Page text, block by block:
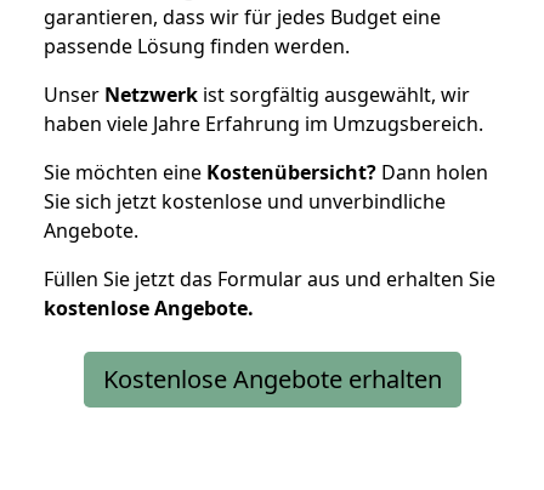
garantieren, dass wir für jedes Budget eine
passende Lösung finden werden.
Unser Netzwerk ist sorgfältig ausgewählt, wir
haben viele Jahre Erfahrung im Umzugsbereich.
Sie möchten eine Kostenübersicht? Dann holen
Sie sich jetzt kostenlose und unverbindliche
Angebote.
Füllen Sie jetzt das Formular aus und erhalten Sie
kostenloseAngebote.
Kostenlose Angebote erhalten